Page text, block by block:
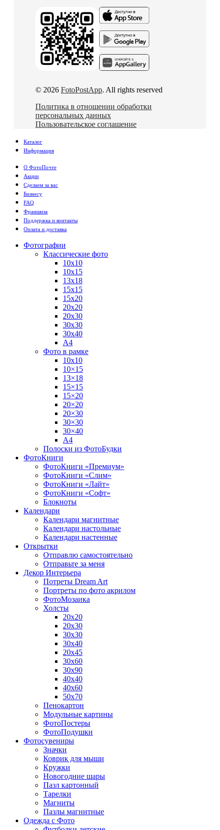
© 2026 FotoPostApp. All rights reserved
Политика в отношении обработки
персональных данных
Пользовательское соглашение
Каталог
Информация
О ФотоПочте
Акции
Сделаем за вас
Бизнесу
FAQ
Франшиза
Поддержка и контакты
Оплата и доставка
Фотографии
Классические фото
10х10
10х15
13х18
15х15
15х20
20х20
20х30
30х30
30х40
А4
Фото в рамке
10х10
10×15
13×18
15×15
15×20
20×20
20×30
30×30
30×40
A4
Полоски из ФотоБудки
ФотоКниги
ФотоКниги «Премиум»
ФотоКниги «Слим»
ФотоКниги «Лайт»
ФотоКниги «Софт»
Блокноты
Календари
Календари магнитные
Календари настольные
Календари настенные
Открытки
Отправлю самостоятельно
Отправьте за меня
Декор Интерьера
Потреты Dream Art
Портреты по фото акрилом
ФотоМозаика
Холсты
20х20
20х30
30х30
30х40
20х45
30х60
30х90
40х40
40х60
50х70
Пенокартон
Модульные картины
ФотоПостеры
ФотоПодушки
Фотоcувениры
Значки
Коврик для мыши
Кружки
Новогодние шары
Пазл картонный
Тарелки
Магниты
Пазлы магнитные
Одежда с Фото